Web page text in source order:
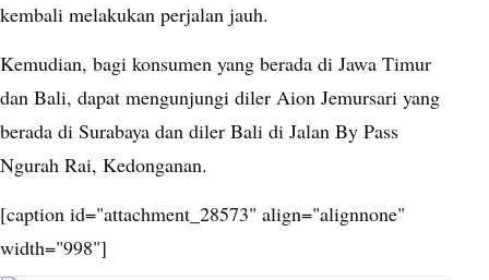
kembali melakukan perjalan jauh.
Kemudian, bagi konsumen yang berada di Jawa Timur
dan Bali, dapat mengunjungi diler Aion Jemursari yang
berada di Surabaya dan diler Bali di Jalan By Pass
Ngurah Rai, Kedonganan.
[caption id="attachment_28573" align="alignnone"
width="998"]